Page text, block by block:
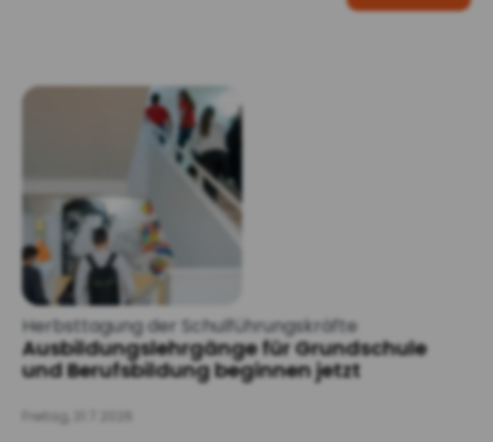
Herbsttagung der Schulführungskräfte
Ausbildungslehrgänge für Grundschule
und Berufsbildung beginnen jetzt
Freitag, 31.7.2026